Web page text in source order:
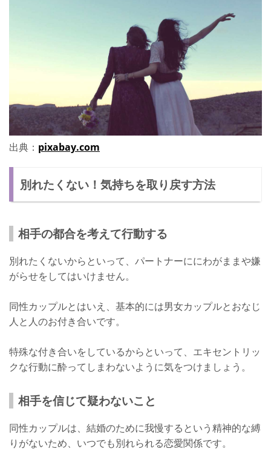
出典： pixabay.com
別れたくない！気持ちを取り戻す方法
相手の都合を考えて行動する
別れたくないからといって、パートナーににわがままや嫌
がらせをしてはいけません。
同性カップルとはいえ、基本的には男女カップルとおなじ
人と人のお付き合いです。
特殊な付き合いをしているからといって、エキセントリッ
クな行動に酔ってしまわないように気をつけましょう。
相手を信じて疑わないこと
同性カップルは、結婚のために我慢するという精神的な縛
りがないため、いつでも別れられる恋愛関係です。